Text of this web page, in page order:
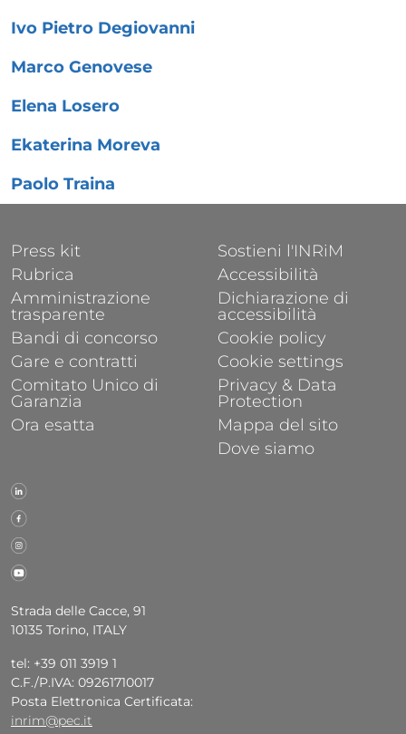
Ivo Pietro Degiovanni
Marco Genovese
Elena Losero
Ekaterina Moreva
Paolo Traina
Strada delle Cacce, 91
10135 Torino, ITALY
tel: +39 011 3919 1
C.F./P.IVA: 09261710017
Posta Elettronica Certificata:
inrim@pec.it
FOOTER 1
Press kit
Rubrica
Amministrazione
trasparente
Bandi di concorso
Gare e contratti
Comitato Unico di
Garanzia
Ora esatta
FOOTER 2
Sostieni l'INRiM
Accessibilità
Dichiarazione di
accessibilità
Cookie policy
Cookie settings
Privacy & Data
Protection
Mappa del sito
Dove siamo